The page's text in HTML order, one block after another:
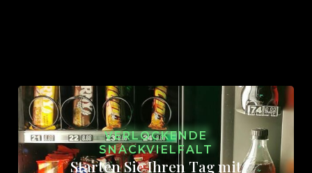
VERLOCKENDE
SNACKVIELFALT
Starten Sie Ihren Tag mit